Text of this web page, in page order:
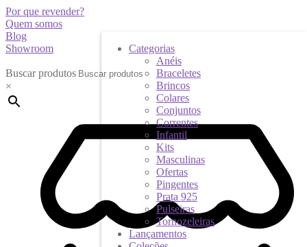
Por que revender?
Quem somos
Blog
Showroom
Buscar produtos
×
Categorias
Anéis
Braceletes
Brincos
Colares
Conjuntos
Correntes
Infantil
Kits
Masculinas
Ofertas
Pingentes
Prata 925
Pulseiras
Tornozeleiras
Lançamentos